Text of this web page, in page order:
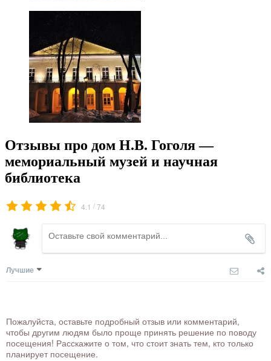
Отзывы про дом Н.В. Гоголя —
мемориальный музей и научная
библиотека
4.1 /74
Лучшие
Пожалуйста, оставьте подробный отзыв или комментарий,
чтобы другим людям было проще принять решение по поводу
посещения! Расскажите о том, что стоит знать тем, кто только
планирует посещение.